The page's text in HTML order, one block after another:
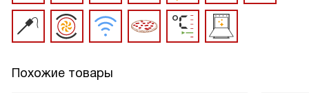
Похожие товары